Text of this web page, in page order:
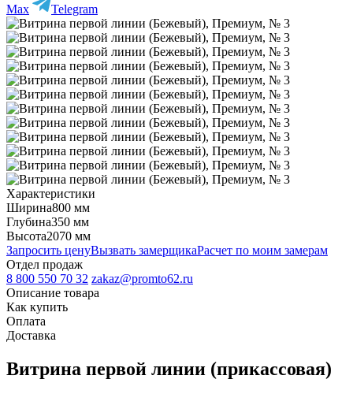
Max Telegram
Характеристики
Ширина800 мм
Глубина350 мм
Высота2070 мм
Запросить ценуВызвать замерщикаРасчет по моим замерам
Отдел продаж
8 800 550 70 32 zakaz@promto62.ru
Описание товара
Как купить
Оплата
Доставка
Витрина первой линии (прикассовая)